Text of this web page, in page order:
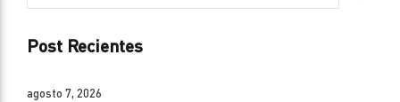
Post Recientes
agosto 7, 2026